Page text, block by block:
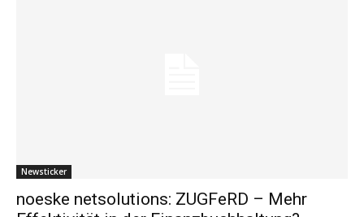
Newsticker
noeske netsolutions: ZUGFeRD – Mehr